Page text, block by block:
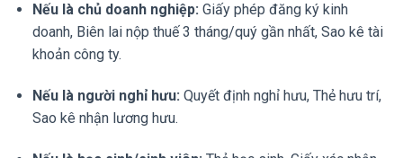
Nếu là chủ doanh nghiệp: Giấy phép đăng ký kinh
doanh, Biên lai nộp thuế 3 tháng/quý gần nhất, Sao kê tài
khoản công ty.
Nếu là người nghỉ hưu: Quyết định nghỉ hưu, Thẻ hưu trí,
Sao kê nhận lương hưu.